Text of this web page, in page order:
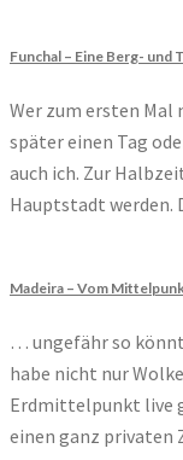
Funchal – Eine Berg- und
Wer zum ersten Mal
später einen Tag
auch ich. Zur
Hauptstadt werden.
Madeira – Vom
… ungefähr so
habe nicht nur
Erdmittelpunkt live
einen ganz privaten